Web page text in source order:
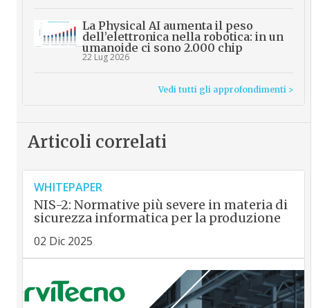
La Physical AI aumenta il peso
dell’elettronica nella robotica: in un
umanoide ci sono 2.000 chip
22 Lug 2026
Vedi tutti gli approfondimenti >
Articoli correlati
WHITEPAPER
NIS-2: Normative più severe in materia di
sicurezza informatica per la produzione
02 Dic 2025